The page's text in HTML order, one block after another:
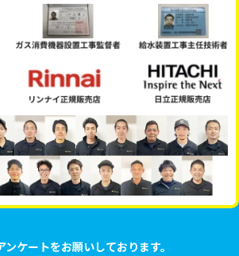
ンケートをお願いしております。